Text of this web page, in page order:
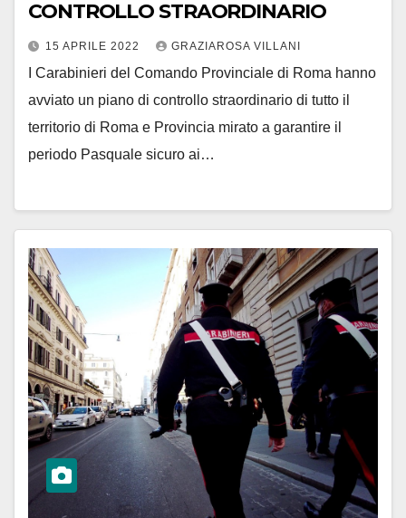
CONTROLLO STRAORDINARIO
15 APRILE 2022 GRAZIAROSA VILLANI
I Carabinieri del Comando Provinciale di Roma hanno
avviato un piano di controllo straordinario di tutto il
territorio di Roma e Provincia mirato a garantire il
periodo Pasquale sicuro ai…